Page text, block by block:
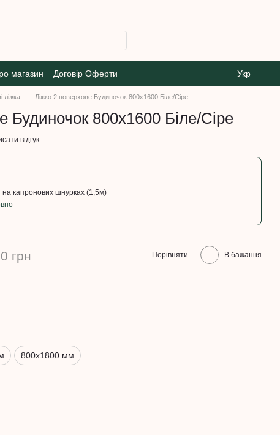
магазин Договір Оферти Укр
ліжка Ліжко 2 поверхове Будиночок 800х1600 Біле/Сіре
Будиночок 800х1600 Біле/Сіре
відгук
на капронових шнурках (1,5м)
грн Порівняти В бажання
800х1800 мм